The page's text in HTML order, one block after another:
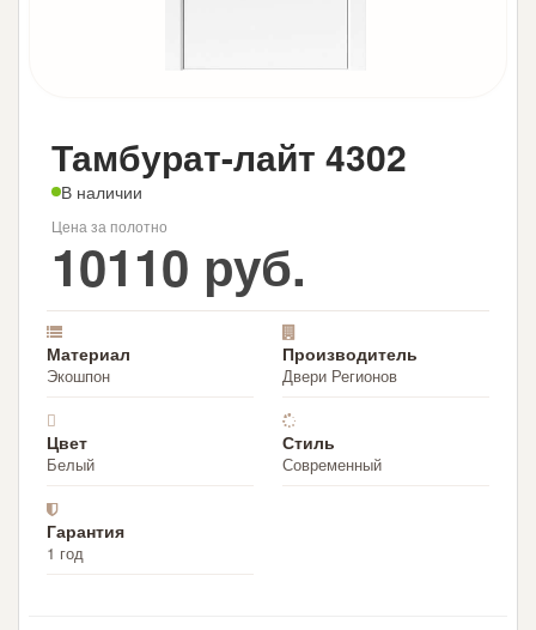
Тамбурат-лайт 4302
В наличии
Цена за полотно
10110 руб.
Материал
Экошпон
Производитель
Двери Регионов
Цвет
Белый
Стиль
Современный
Гарантия
1 год